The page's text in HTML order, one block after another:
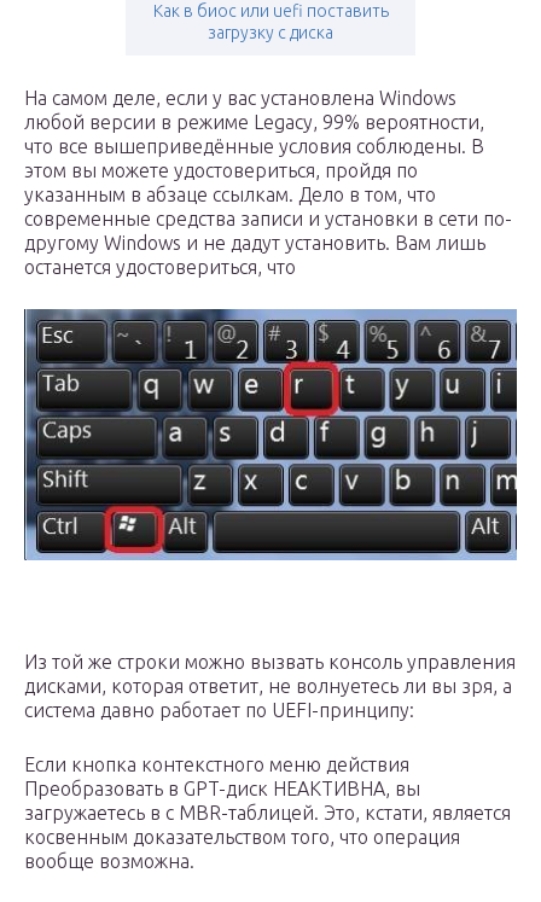
Как в биос или uefi поставить
загрузку с диска
На самом деле, если у вас установлена Windows
любой версии в режиме Legacy, 99% вероятности,
что все вышеприведённые условия соблюдены. В
этом вы можете удостовериться, пройдя по
указанным в абзаце ссылкам. Дело в том, что
современные средства записи и установки в сети по-
другому Windows и не дадут установить. Вам лишь
останется удостовериться, что
Из той же строки можно вызвать консоль управления
дисками, которая ответит, не волнуетесь ли вы зря, а
система давно работает по UEFI-принципу:
Если кнопка контекстного меню действия
Преобразовать в GPT-диск НЕАКТИВНА, вы
загружаетесь в с MBR-таблицей. Это, кстати, является
косвенным доказательством того, что операция
вообще возможна.